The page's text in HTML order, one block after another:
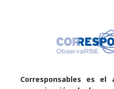
Corresponsables es